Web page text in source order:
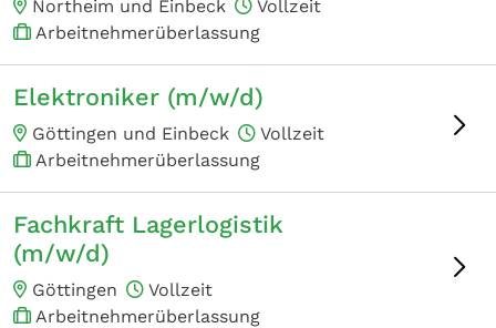
Northeim und Einbeck
Vollzeit
Arbeitnehmerüberlassung
Elektroniker (m/w/d)
Göttingen und Einbeck
Vollzeit
Arbeitnehmerüberlassung
Fachkraft Lagerlogistik
(m/w/d)
Göttingen
Vollzeit
Arbeitnehmerüberlassung